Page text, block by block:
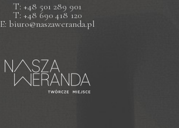
T: +48 501 289 901
T: +48 690 418 120
E: biuro@naszaweranda.pl